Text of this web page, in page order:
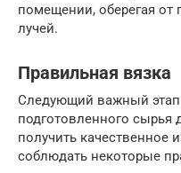
помещении, оберегая
лучей.
Правильная вязка
Следующий важный этап
подготовленного сырья
получить качественное
соблюдать некоторые